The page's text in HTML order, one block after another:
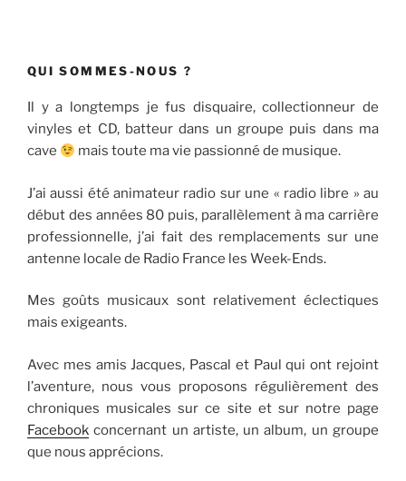
QUI SOMMES-NOUS ?
Il y a longtemps je fus disquaire, collectionneur de
vinyles et CD, batteur dans un groupe puis dans ma
cave
mais toute ma vie passionné de musique.
J’ai aussi été animateur radio sur une « radio libre » au
début des années 80 puis, parallèlement à ma carrière
professionnelle, j’ai fait des remplacements sur une
antenne locale de Radio France les Week-Ends.
Mes goûts musicaux sont relativement éclectiques
mais exigeants.
Avec mes amis Jacques, Pascal et Paul qui ont rejoint
l’aventure, nous vous proposons régulièrement des
chroniques musicales sur ce site et sur notre page
Facebook concernant un artiste, un album, un groupe
que nous apprécions.